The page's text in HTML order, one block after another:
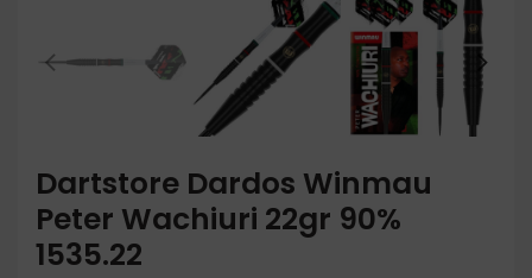
Dartstore Dardos Winmau
Peter Wachiuri 22gr 90%
1535.22